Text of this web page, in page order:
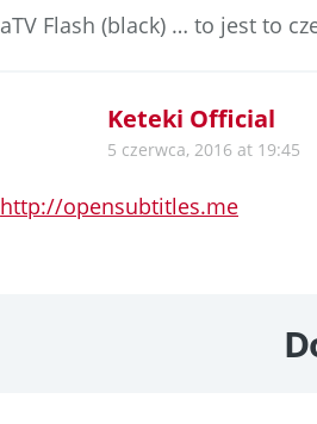
aTV Flash (black) … to jest to
Keteki Official
5 czerwca, 2016 at 19:45
http://opensubtitles.me